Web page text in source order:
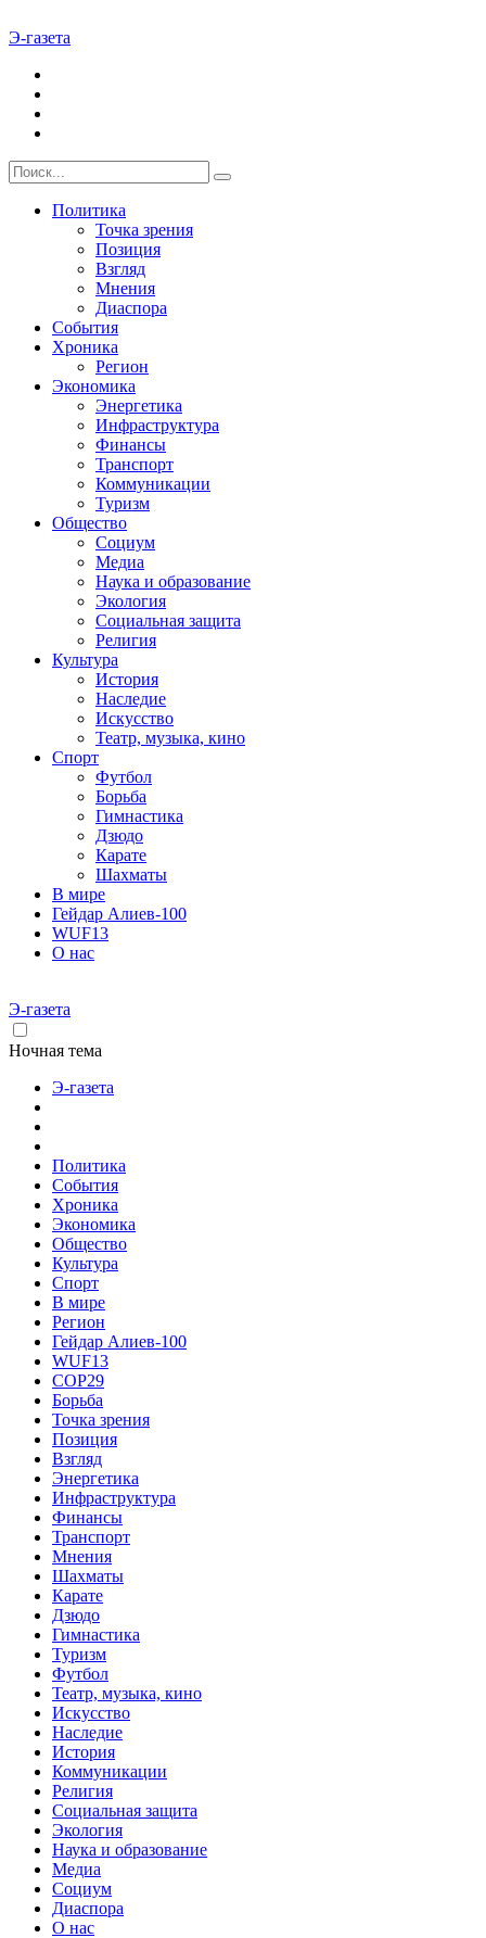
Э-газета
Политика
Точка зрения
Позиция
Взгляд
Мнения
Диаспора
События
Хроника
Регион
Экономика
Энергетика
Инфраструктура
Финансы
Транспорт
Коммуникации
Туризм
Общество
Социум
Медиа
Наука и образование
Экология
Социальная защита
Религия
Культура
История
Наследие
Искусство
Театр, музыка, кино
Спорт
Футбол
Борьба
Гимнастика
Дзюдо
Карате
Шахматы
В мире
Гейдар Алиев-100
WUF13
О нас
Э-газета
Ночная тема
Э-газета
Политика
События
Хроника
Экономика
Общество
Культура
Спорт
В мире
Регион
Гейдар Алиев-100
WUF13
COP29
Борьба
Точка зрения
Позиция
Взгляд
Энергетика
Инфраструктура
Финансы
Транспорт
Мнения
Шахматы
Карате
Дзюдо
Гимнастика
Туризм
Футбол
Театр, музыка, кино
Искусство
Наследие
История
Коммуникации
Религия
Социальная защита
Экология
Наука и образование
Медиа
Социум
Диаспора
О нас